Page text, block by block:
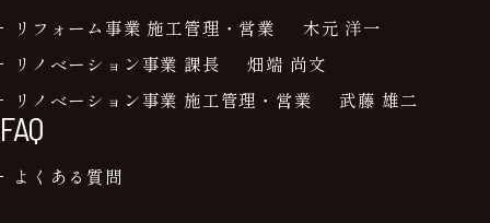
リフォーム事業 施工管理・営業
木元 洋一
リノベーション事業 課長
畑端 尚文
リノベーション事業 施工管理・営業
武藤 雄二
FAQ
よくある質問